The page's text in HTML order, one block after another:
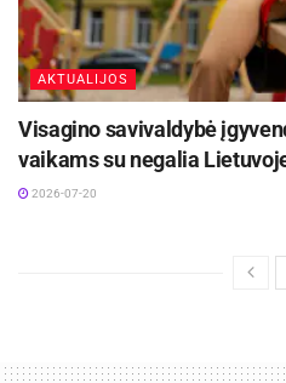
AKTUALIJOS
Visagino savivaldybė
vaikams su negalia
2026-07-20